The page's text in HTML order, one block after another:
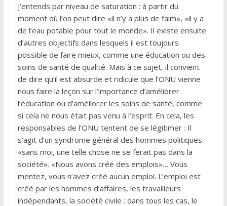
j’entends par niveau de saturation : à partir du
moment où l’on peut dire «il n’y a plus de faim», «il y a
de l’eau potable pour tout le monde». Il existe ensuite
d’autres objectifs dans lesquels il est toujours
possible de faire mieux, comme une éducation ou des
soins de santé de qualité. Mais à ce sujet, il convient
de dire qu’il est absurde et ridicule que l’ONU vienne
nous faire la leçon sur l’importance d’améliorer
l’éducation ou d’améliorer les soins de santé, comme
si cela ne nous était pas venu à l’esprit. En cela, les
responsables de l’ONU tentent de se légitimer : Il
s’agit d’un syndrome général des hommes politiques :
«sans moi, une telle chose ne se ferait pas dans la
société». «Nous avons créé des emplois»… Vous
mentez, vous n’avez créé aucun emploi. L’emploi est
créé par les hommes d’affaires, les travailleurs
indépendants, la société civile : dans tous les cas, le